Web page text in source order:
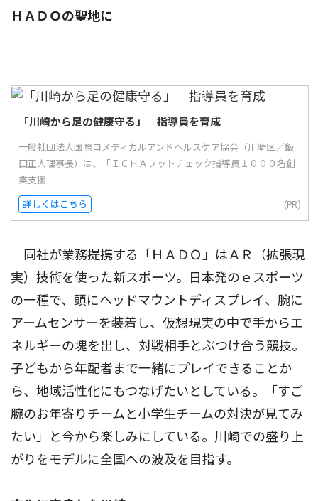
ＨＡＤＯの聖地に
「川崎から足の健康守る」 指導員を育成
一般社団法人国際コメディカルアンドヘルスケア協会（川崎区／飯
田正人理事長）は、「ＩＣＨＡフットチェック指導員１０００名創
業支援...
詳しくはこちら (PR)
同社が業務提携する「ＨＡＤＯ」はＡＲ（拡張現
実）技術を使った新スポーツ。日本発のｅスポーツ
の一種で、頭にヘッドマウントディスプレイ、腕に
アームセンサーを装着し、仮想現実の中で手からエ
ネルギーの塊を出し、対戦相手とぶつけ合う競技。
子どもから年配者まで一緒にプレイできることか
ら、地域活性化にもつなげたいとしている。「すご
腕のお年寄りチームと小学生チームの対決が見てみ
たい」と今から楽しみにしている。川崎での盛り上
がりをモデルに全国への波及を目指す。